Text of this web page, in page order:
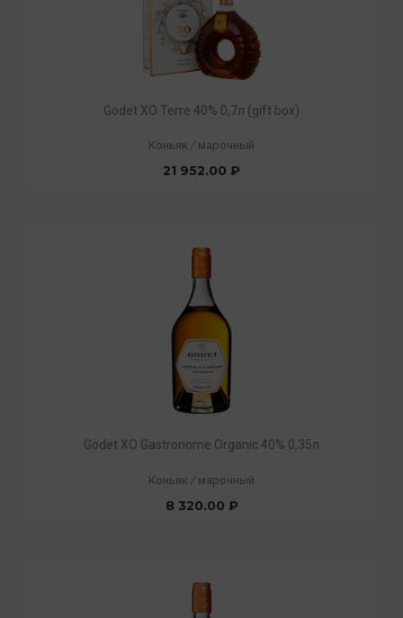
Godet XO Terre 40% 0,7л (gift box)
Коньяк / марочный
21 952.00 ₽
Godet ХO Gastronome Organic 40% 0,35л
Коньяк / марочный
8 320.00 ₽